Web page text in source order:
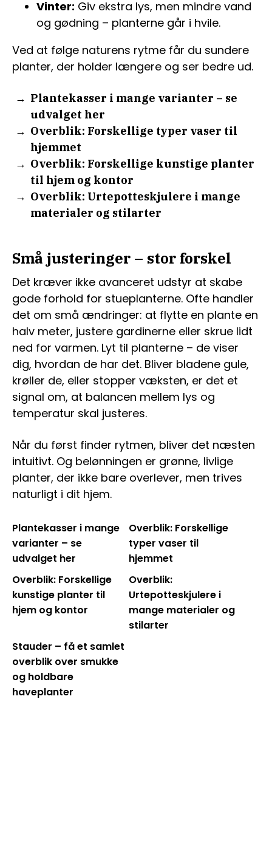
Vinter: Giv ekstra lys, men mindre vand
og gødning – planterne går i hvile.
Ved at følge naturens rytme får du sundere
planter, der holder længere og ser bedre ud.
Plantekasser i mange varianter – se
udvalget her
Overblik: Forskellige typer vaser til
hjemmet
Overblik: Forskellige kunstige planter
til hjem og kontor
Overblik: Urtepotteskjulere i mange
materialer og stilarter
Små justeringer – stor forskel
Det kræver ikke avanceret udstyr at skabe
gode forhold for stueplanterne. Ofte handler
det om små ændringer: at flytte en plante en
halv meter, justere gardinerne eller skrue lidt
ned for varmen. Lyt til planterne – de viser
dig, hvordan de har det. Bliver bladene gule,
krøller de, eller stopper væksten, er det et
signal om, at balancen mellem lys og
temperatur skal justeres.
Når du først finder rytmen, bliver det næsten
intuitivt. Og belønningen er grønne, livlige
planter, der ikke bare overlever, men trives
naturligt i dit hjem.
Plantekasser i mange
varianter – se
udvalget her
Overblik: Forskellige
typer vaser til
hjemmet
Overblik: Forskellige
kunstige planter til
hjem og kontor
Overblik:
Urtepotteskjulere i
mange materialer og
stilarter
Stauder – få et samlet
overblik over smukke
og holdbare
haveplanter